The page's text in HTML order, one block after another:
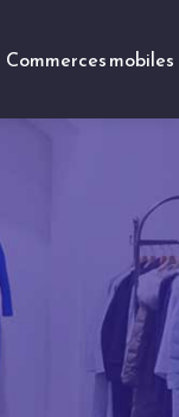
Commerces mobiles